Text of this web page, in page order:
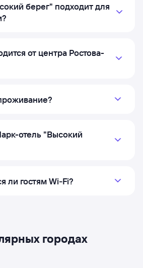
берег" подходит для
от центра Ростова-
отель "Высокий
ли гостям Wi‑Fi?
городах